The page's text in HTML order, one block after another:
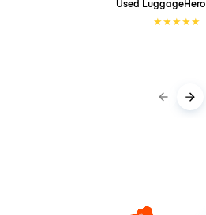
Used LuggageHero
★★★★★